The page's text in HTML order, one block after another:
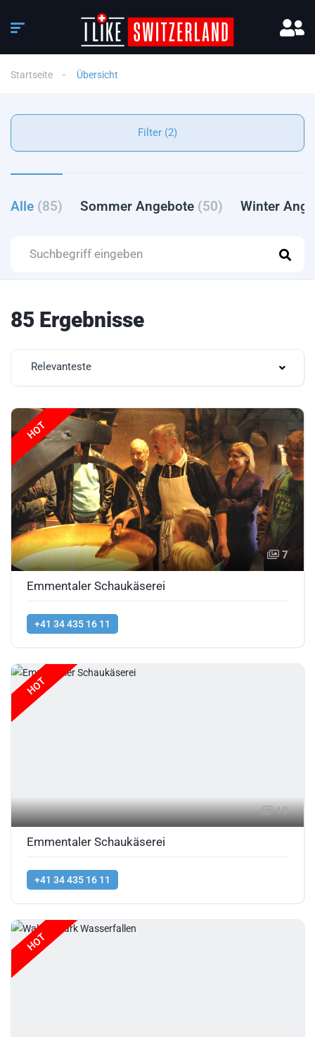
Startseite Übersicht
Filter (2)
Alle (85) Sommer Angebote (50) Winter
85 Ergebnisse
Relevanteste
HOT
7
Emmentaler Schaukäserei
+41 34 435 16 11
HOT
10
Emmentaler Schaukäserei
+41 34 435 16 11
HOT